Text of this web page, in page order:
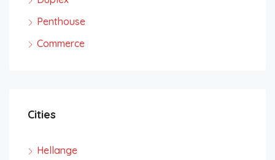
Penthouse
Commerce
Cities
Hellange